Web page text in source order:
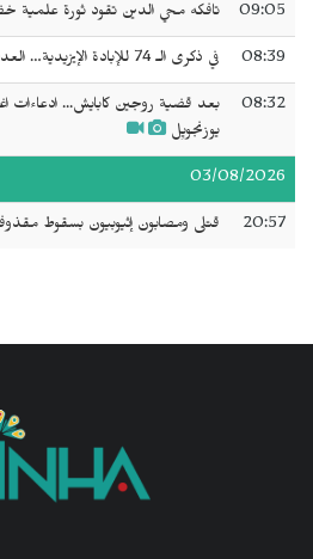
09:05 تافكه محي الدين تقود ثورة علمية
08:39 في ذكرى الـ 74 للإبادة الإيزيدية… العدالة لا تتحقق بالتذكّر
08:32
بعد قضية روجين كابايش...
يوزنجويِل
03/08/2026
20:57 قتلى ومصابون إثيوبيون بسقوط